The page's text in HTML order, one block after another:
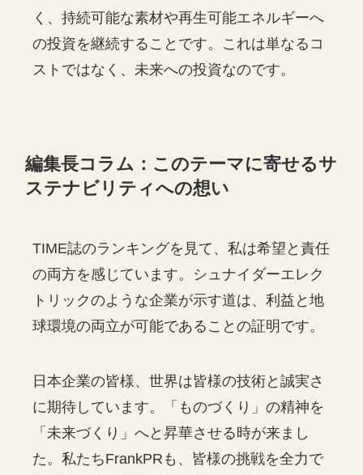
く、持続可能な素材や再生可能エネルギーへ
の投資を継続することです。これは単なるコ
ストではなく、未来への投資なのです。
編集長コラム：このテーマに寄せるサ
ステナビリティへの想い
TIME誌のランキングを見て、私は希望と責任
の両方を感じています。シュナイダーエレク
トリックのような企業が示す道は、利益と地
球環境の両立が可能であることの証明です。
日本企業の皆様、世界は皆様の技術と誠実さ
に期待しています。「ものづくり」の精神を
「未来づくり」へと昇華させる時が来まし
た。私たちFrankPRも、皆様の挑戦を全力で